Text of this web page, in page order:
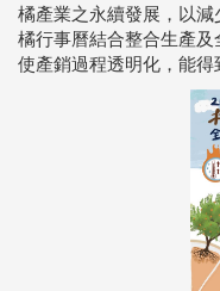
橘產業之永續發展，以
橘行事曆結合整合生產
使產銷過程透明化，能得